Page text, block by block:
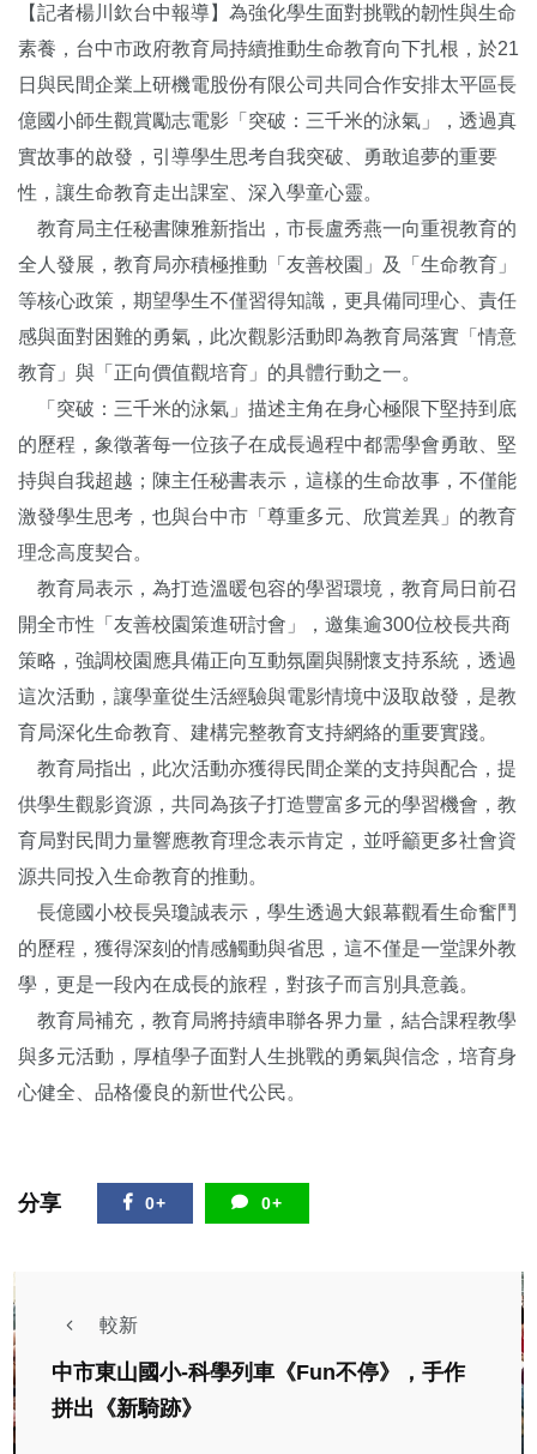
【記者楊川欽台中報導】為強化學生面對挑戰的韌性與生命
素養，台中市政府教育局持續推動生命教育向下扎根，於21
日與民間企業上研機電股份有限公司共同合作安排太平區長
億國小師生觀賞勵志電影「突破：三千米的泳氣」，透過真
實故事的啟發，引導學生思考自我突破、勇敢追夢的重要
性，讓生命教育走出課室、深入學童心靈。
教育局主任秘書陳雅新指出，市長盧秀燕一向重視教育的
全人發展，教育局亦積極推動「友善校園」及「生命教育」
等核心政策，期望學生不僅習得知識，更具備同理心、責任
感與面對困難的勇氣，此次觀影活動即為教育局落實「情意
教育」與「正向價值觀培育」的具體行動之一。
「突破：三千米的泳氣」描述主角在身心極限下堅持到底
的歷程，象徵著每一位孩子在成長過程中都需學會勇敢、堅
持與自我超越；陳主任秘書表示，這樣的生命故事，不僅能
激發學生思考，也與台中市「尊重多元、欣賞差異」的教育
理念高度契合。
教育局表示，為打造溫暖包容的學習環境，教育局日前召
開全市性「友善校園策進研討會」，邀集逾300位校長共商
策略，強調校園應具備正向互動氛圍與關懷支持系統，透過
這次活動，讓學童從生活經驗與電影情境中汲取啟發，是教
育局深化生命教育、建構完整教育支持網絡的重要實踐。
教育局指出，此次活動亦獲得民間企業的支持與配合，提
供學生觀影資源，共同為孩子打造豐富多元的學習機會，教
育局對民間力量響應教育理念表示肯定，並呼籲更多社會資
源共同投入生命教育的推動。
長億國小校長吳瓊誠表示，學生透過大銀幕觀看生命奮鬥
的歷程，獲得深刻的情感觸動與省思，這不僅是一堂課外教
學，更是一段內在成長的旅程，對孩子而言別具意義。
教育局補充，教育局將持續串聯各界力量，結合課程教學
與多元活動，厚植學子面對人生挑戰的勇氣與信念，培育身
心健全、品格優良的新世代公民。
分享 0+ 0+
較新
中市東山國小-科學列車《Fun不停》，手作
拼出《新騎跡》